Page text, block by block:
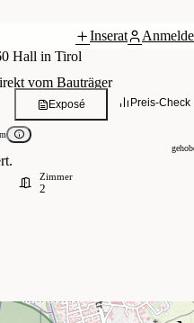
Inserat
Hall in Tirol
vom Bauträger
Preis-Check
Exposé
Zimmer
2